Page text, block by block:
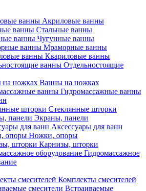
Акриловые ванны
Стальные ванны
Чугунные ванны
Мраморные ванны
Квариловые ванны
Отдельностоящие
Ванны на ножках
Гидромассажные ванны
Стеклянные шторки
Экраны, панели
Аксессуары для ванн
Ножки, опоры
Карнизы, шторки
Гидромассажное
Комплекты смесителей
Встраиваемые